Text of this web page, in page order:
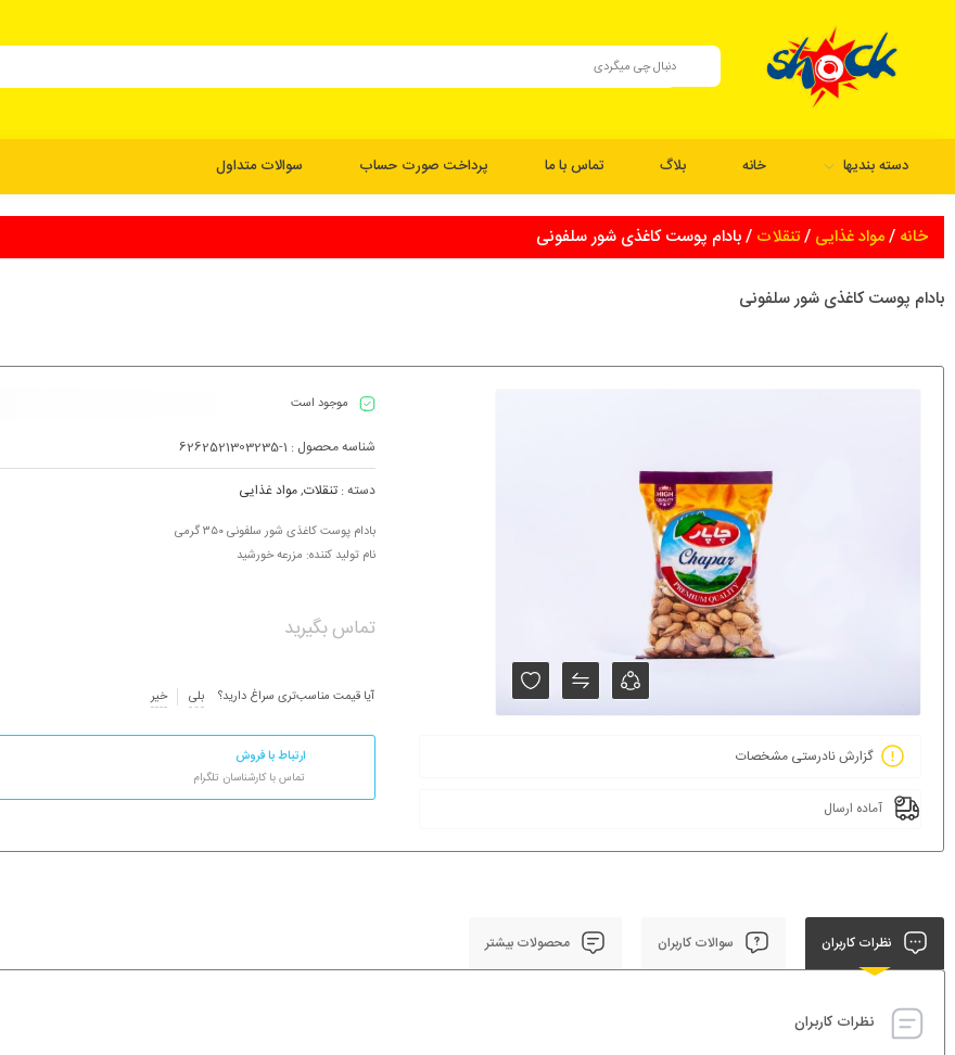
دسته بندیها خانه بلاگ تماس با ما پرداخت صورت حساب سوالات متداول
خانه /مواد غذایی /تنقلات / بادام پوست کاغذی شور سلفونی
بادام پوست کاغذی شور سلفونی
گزارش نادرستی مشخصات
آماده ارسال
موجود است
شناسه محصول : 6262521303235-1
دسته :تنقلات,مواد غذایی
بادام پوست کاغذی شور سلفونی ۳۵۰ گرمی
نام تولید کننده: مزرعه خورشید
تماس بگیرید
آیا قیمت مناسب‌تری سراغ دارید؟ بلی خیر
ارتباط با فروش
تماس با کارشناسان تلگرام
نظرات کاربران سوالات کاربران محصولات بیشتر
نظرات کاربران